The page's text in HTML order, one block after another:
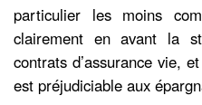
particulier les moins
clairement en avant la
contrats d’assurance vie,
est préjudiciable aux